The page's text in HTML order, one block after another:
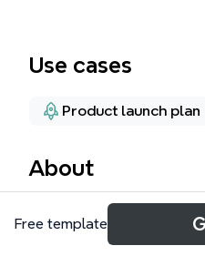
Use cases
Product launch plan
About
Шаблон Маркетплейс
комплексный план для
Free template